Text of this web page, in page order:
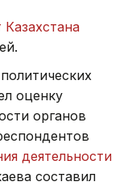
оценку
органов
деятельности
составил